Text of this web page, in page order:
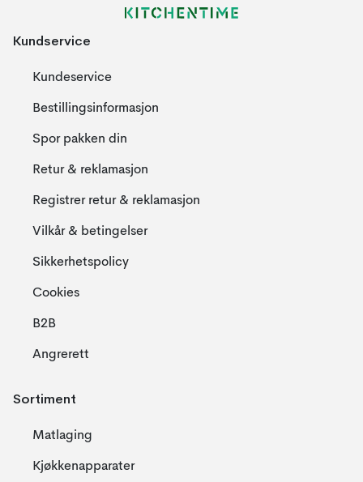
Kundservice
Kundeservice
Bestillingsinformasjon
Spor pakken din
Retur & reklamasjon
Registrer retur & reklamasjon
Vilkår & betingelser
Sikkerhetspolicy
Cookies
B2B
Angrerett
Sortiment
Matlaging
Kjøkkenapparater